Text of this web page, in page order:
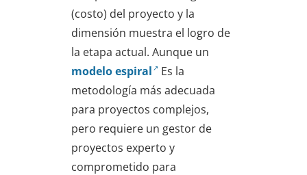
(costo) del proyecto y la
dimensión muestra el logro de
la etapa actual. Aunque un
modelo espiral
Es la
metodología más adecuada
para proyectos complejos,
pero requiere un gestor de
proyectos experto y
comprometido para